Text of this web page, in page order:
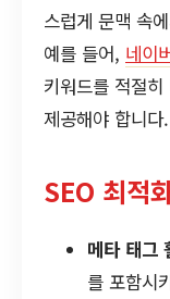
스럽게 문맥 속
예를 들어, 네이
키워드를 적절
제공해야 합니다.
SEO 최적
메타 태그
를 포함시